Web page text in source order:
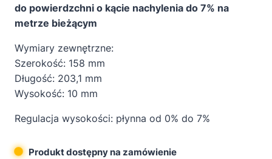
do powierdzchni o kącie nachylenia do 7% na
metrze bieżącym
Wymiary zewnętrzne:
Szerokość: 158 mm
Długość: 203,1 mm
Wysokość: 10 mm
Regulacja wysokości: płynna od 0% do 7%
Produkt dostępny na zamówienie